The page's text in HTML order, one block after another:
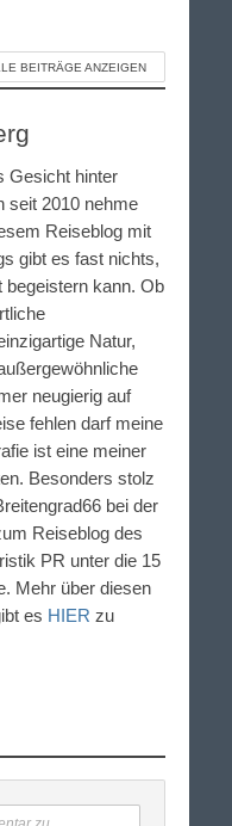
BEITRÄGE ANZEIGEN
Gesicht hinter
seit 2010 nehme
Reiseblog mit
gibt es fast nichts,
kann. Ob
Natur,
neugierig auf
fehlen darf meine
ist eine meiner
Besonders stolz
bei der
Reiseblog des
PR unter die 15
Mehr über diesen
es HIER zu
zu